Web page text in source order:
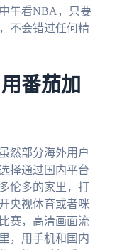
午看NBA，只要
不会错过任何精
番茄加
然部分海外用户
择通过国内平台
伦多的家里，打
央视体育或者咪
赛，高清画面流
，用手机和国内